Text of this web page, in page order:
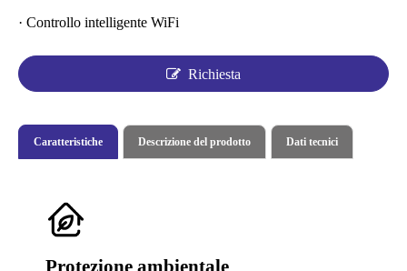
· Controllo intelligente WiFi
Richiesta
Caratteristiche Descrizione del prodotto Dati tecnici
Protezione ambientale